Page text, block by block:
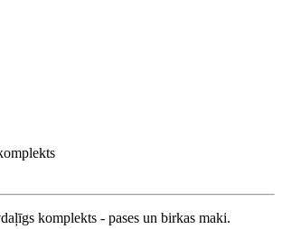
komplekts - pases un birkas maki.